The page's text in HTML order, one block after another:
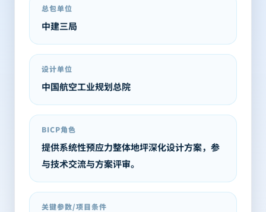
总包单位
中建三局
设计单位
中国航空工业规划总院
BICP角色
提供系统性预应力整体地坪深化设计方案，参
与技术交流与方案评审。
关键参数/项目条件